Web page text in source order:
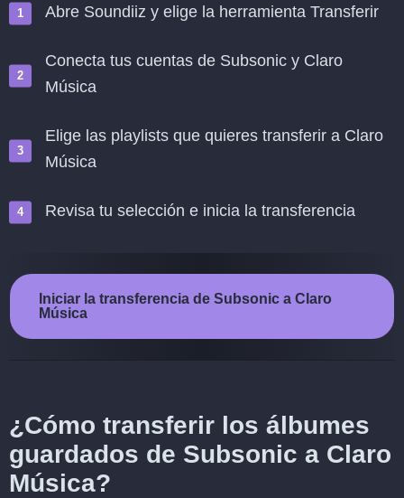
Abre Soundiiz y elige la herramienta Transferir
Conecta tus cuentas de Subsonic y Claro
Música
Elige las playlists que quieres transferir a Claro
Música
Revisa tu selección e inicia la transferencia
Iniciar la transferencia de Subsonic a Claro
Música
¿Cómo transferir los álbumes
guardados de Subsonic a Claro
Música?